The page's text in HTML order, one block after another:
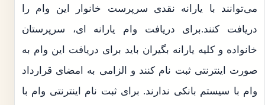
می‌توانند با یارانه نقدی سرپرست خانوار این وام را
دریافت کنند.برای دریافت وام یارانه ای، سرپرستان
خانواده و کلیه یارانه بگیران باید برای دریافت این وام به
صورت اینترنتی ثبت نام کنند و الزامی به امضای قرارداد
وام با سیستم بانکی ندارند. برای ثبت نام اینترنتی وام با